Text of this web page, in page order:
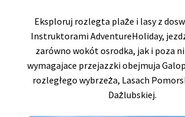
Eksploruj rozlegta plaże i lasy z
Instruktorami AdventureHoliday,
zarówno wokót osrodka, jak i poza
wymagajace przejazzki obejmuja
rozległego wybrzeża, Lasach
Dażlubskiej.